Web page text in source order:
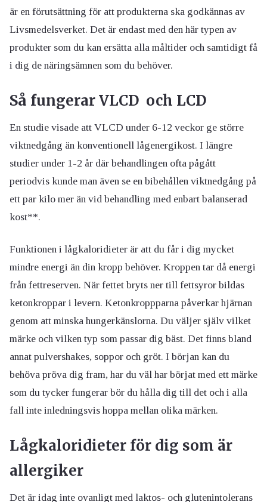
är en förutsättning för att produkterna ska godkännas av
Livsmedelsverket. Det är endast med den här typen av
produkter som du kan ersätta alla måltider och samtidigt få
i dig de näringsämnen som du behöver.
Så fungerar VLCD och LCD
En studie visade att VLCD under 6-12 veckor ge större
viktnedgång än konventionell lågenergikost. I längre
studier under 1-2 år där behandlingen ofta pågått
periodvis kunde man även se en bibehållen viktnedgång på
ett par kilo mer än vid behandling med enbart balanserad
kost**.
Funktionen i lågkaloridieter är att du får i dig mycket
mindre energi än din kropp behöver. Kroppen tar då energi
från fettreserven. När fettet bryts ner till fettsyror bildas
ketonkroppar i levern. Ketonkroppparna påverkar hjärnan
genom att minska hungerkänslorna. Du väljer själv vilket
märke och vilken typ som passar dig bäst. Det finns bland
annat pulvershakes, soppor och gröt. I början kan du
behöva pröva dig fram, har du väl har börjat med ett märke
som du tycker fungerar bör du hålla dig till det och i alla
fall inte inledningsvis hoppa mellan olika märken.
Lågkaloridieter för dig som är
allergiker
Det är idag inte ovanligt med laktos- och glutenintolerans